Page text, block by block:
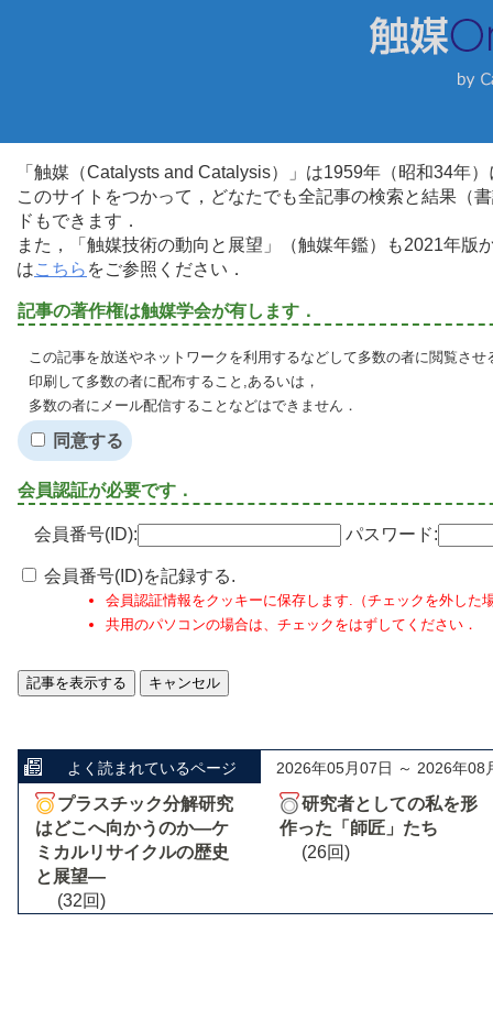
「触媒（Catalysts and Catalysis）」は1959年（昭和34年
このサイトをつかって，どなたでも全記事の検索と結果（
ドもできます．
また，「触媒技術の動向と展望」（触媒年鑑）も2021年
はこちら をご参照ください．
記事の著作権は触媒学会が有します．
この記事を放送やネットワークを利用するなどして多数の者に閲覧させ
印刷して多数の者に配布すること,あるいは，
多数の者にメール配信することなどはできません．
同意する
会員認証が必要です．
会員番号(ID): パスワード:
会員番号(ID)を記録する.
会員認証情報をクッキーに保存します.（チェックを外した
共用のパソコンの場合は、チェックをはずしてください．
よく読まれているページ 2026年05月07日 ～ 2026年08
プラスチック分解研究
はどこへ向かうのか―ケ
ミカルリサイクルの歴史
と展望―
(32回)
研究者としての私を形
作った「師匠」たち
(26回)